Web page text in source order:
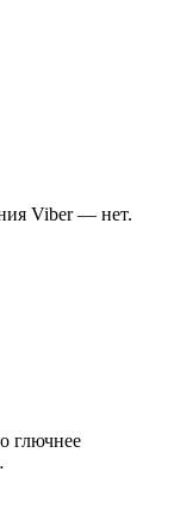
Viber — нет.
глючнее